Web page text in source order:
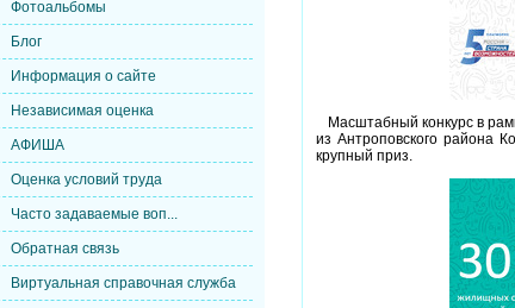
Фотоальбомы
Блог
Информация о сайте
Независимая оценка
АФИША
Оценка условий труда
Часто задаваемые воп...
Обратная связь
Виртуальная справочная служба
Масштабный конкурс в
из Антроповского района
крупный приз.